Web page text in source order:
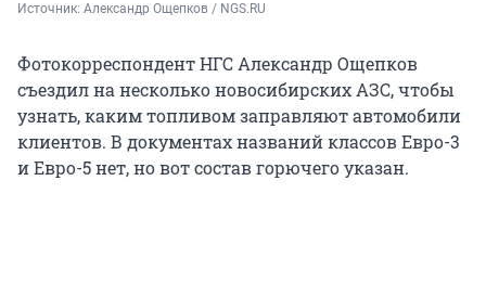
Источник: Александр Ощепков / NGS.RU
Фотокорреспондент НГС Александр Ощепков
съездил на несколько новосибирских АЗС, чтобы
узнать, каким топливом заправляют автомобили
клиентов. В документах названий классов Евро-3
и Евро-5 нет, но вот состав горючего указан.